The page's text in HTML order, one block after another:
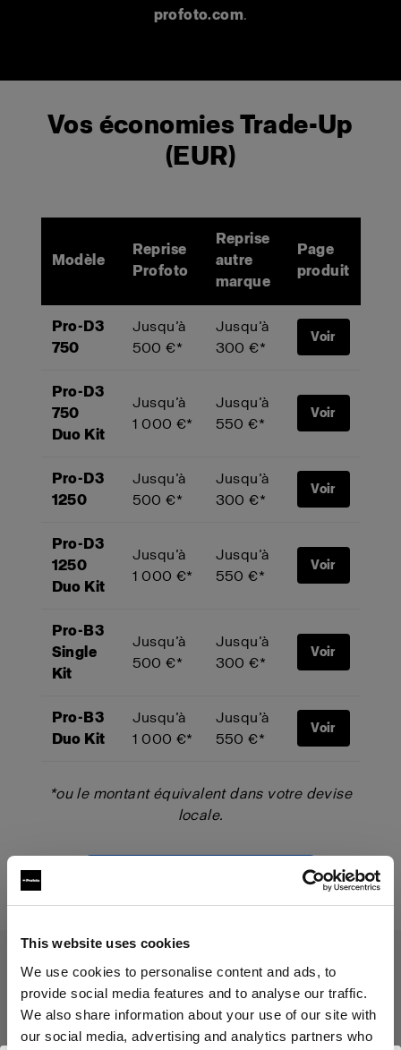
This website uses cookies
We use cookies to personalise content and ads, to
provide social media features and to analyse our traffic.
We also share information about your use of our site with
our social media, advertising and analytics partners who
profoto.com.
Vos économies Trade-Up
(EUR)
Modèle
Reprise
Profoto
Reprise
autre
marque
Page
produit
Pro-D3
750
Jusqu’à
500 €*
Jusqu’à
300 €*
Voir
Pro-D3
750
Duo Kit
Jusqu’à
1 000 €*
Jusqu’à
550 €*
Voir
Pro-D3
1250
Jusqu’à
500 €*
Jusqu’à
300 €*
Voir
Pro-D3
1250
Duo Kit
Jusqu’à
1 000 €*
Jusqu’à
550 €*
Voir
Pro-B3
Single
Kit
Jusqu’à
500 €*
Jusqu’à
300 €*
Voir
Pro-B3
Duo Kit
Jusqu’à
1 000 €*
Jusqu’à
550 €*
Voir
*ou le montant équivalent dans votre devise
locale.
Le programme Trade-Up
s'applique aux produits suivants :